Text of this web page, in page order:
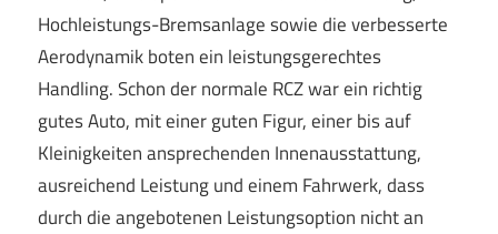
Hochleistungs-Bremsanlage sowie die verbesserte
Aerodynamik boten ein leistungsgerechtes
Handling. Schon der normale RCZ war ein richtig
gutes Auto, mit einer guten Figur, einer bis auf
Kleinigkeiten ansprechenden Innenausstattung,
ausreichend Leistung und einem Fahrwerk, dass
durch die angebotenen Leistungsoption nicht an